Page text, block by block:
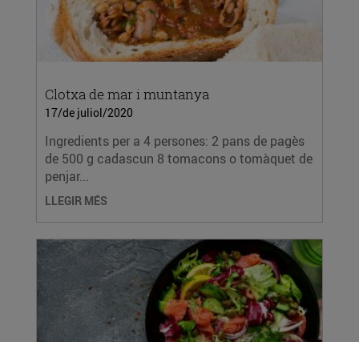
Clotxa de mar i muntanya
17/de juliol/2020
Ingredients per a 4 persones: 2 pans de pagès
de 500 g cadascun 8 tomacons o tomàquet de
penjar...
LLEGIR MÉS